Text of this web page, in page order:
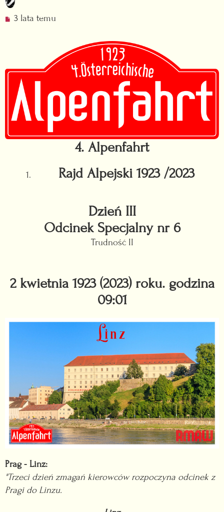
N
z
z
y
a
3 lata temu
4. Alpenfahrt
Rajd Alpejski 1923 /2023
Dzień III
Odcinek Specjalny nr 6
Trudność II
2 kwietnia 1923 (2023) roku. godzina
09:01
Prag - Linz:
"Trzeci dzień zmagań kierowców rozpoczyna odcinek z
Pragi do Linzu.